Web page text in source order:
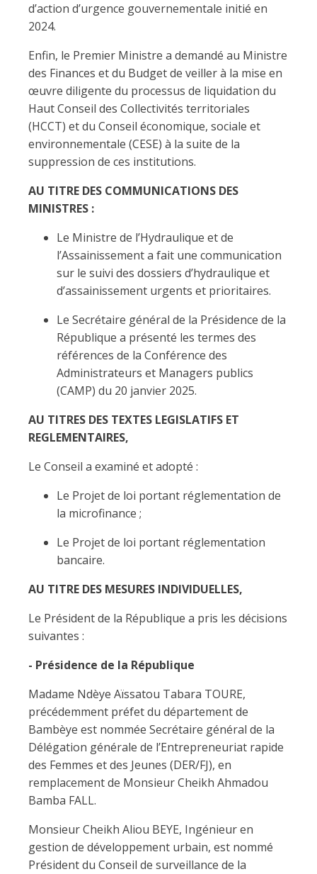
d’action d’urgence gouvernementale initié en
2024.
Enfin, le Premier Ministre a demandé au Ministre
des Finances et du Budget de veiller à la mise en
œuvre diligente du processus de liquidation du
Haut Conseil des Collectivités territoriales
(HCCT) et du Conseil économique, sociale et
environnementale (CESE) à la suite de la
suppression de ces institutions.
AU TITRE DES COMMUNICATIONS DES
MINISTRES :
Le Ministre de l’Hydraulique et de
l’Assainissement a fait une communication
sur le suivi des dossiers d’hydraulique et
d’assainissement urgents et prioritaires.
Le Secrétaire général de la Présidence de la
République a présenté les termes des
références de la Conférence des
Administrateurs et Managers publics
(CAMP) du 20 janvier 2025.
AU TITRES DES TEXTES LEGISLATIFS ET
REGLEMENTAIRES,
Le Conseil a examiné et adopté :
Le Projet de loi portant réglementation de
la microfinance ;
Le Projet de loi portant réglementation
bancaire.
AU TITRE DES MESURES INDIVIDUELLES,
Le Président de la République a pris les décisions
suivantes :
- Présidence de la République
Madame Ndèye Aïssatou Tabara TOURE,
précédemment préfet du département de
Bambèye est nommée Secrétaire général de la
Délégation générale de l’Entrepreneuriat rapide
des Femmes et des Jeunes (DER/FJ), en
remplacement de Monsieur Cheikh Ahmadou
Bamba FALL.
Monsieur Cheikh Aliou BEYE, Ingénieur en
gestion de développement urbain, est nommé
Président du Conseil de surveillance de la